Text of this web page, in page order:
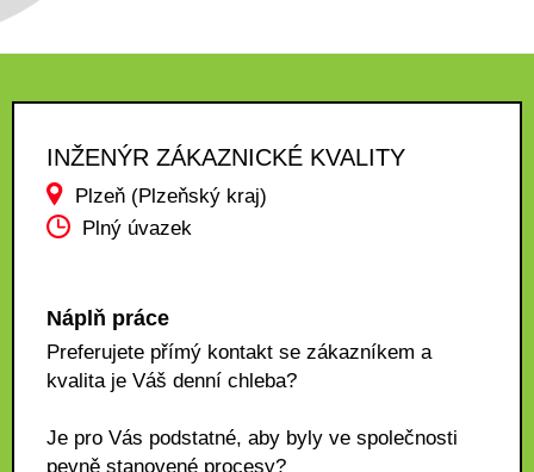
INŽENÝR ZÁKAZNICKÉ KVALITY
Plzeň (Plzeňský kraj)
Plný úvazek
Náplň práce
Preferujete přímý kontakt se zákazníkem a
kvalita je Váš denní chleba?
Je pro Vás podstatné, aby byly ve společnosti
pevně stanovené procesy?